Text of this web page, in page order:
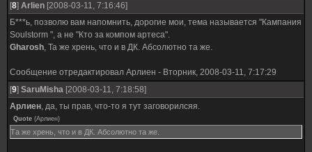
[8] Arlien [2008-03-11, 7:16:46]
Б***ь, позволю вам напомнить, дорогие мои, тема называется "Кампания
Soulstorm ", а не "Кто за компом артеса".
Gharosh, Та же хрень, что и в ДК. Абсолютно та же.
Сообщение отредактировал Арлиен - Вторник, 2008-03-11, 7:17:29
[9] SaruMisha [2008-03-11, 7:18:58]
Арлиен, да, ты прав, что-то я тут заговорилсяя.
Quote (Арлиен)
Та же хрень, что и в ДК. Абсолютно та же.